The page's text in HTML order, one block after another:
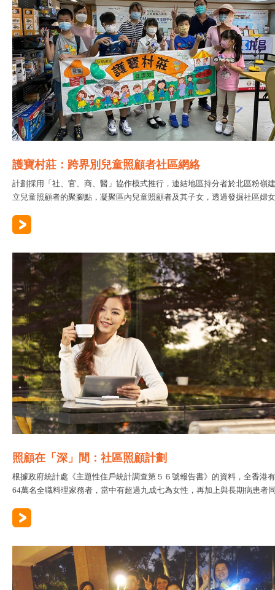
護寶村莊：跨界別兒童照顧者社區網絡
計劃採用「社、官、商、醫」協作模式推行，連結地區持分者於北區粉嶺建
立兒童照顧者的聚腳點，凝聚區內兒童照顧者及其子女，透過發掘社區婦
照顧在「深」間：社區照顧計劃
根據政府統計處《主題性住戶統計調查第５６號報告書》的資料，全香港有
64萬名全職料理家務者，當中有超過九成七為女性，再加上與長期病患者